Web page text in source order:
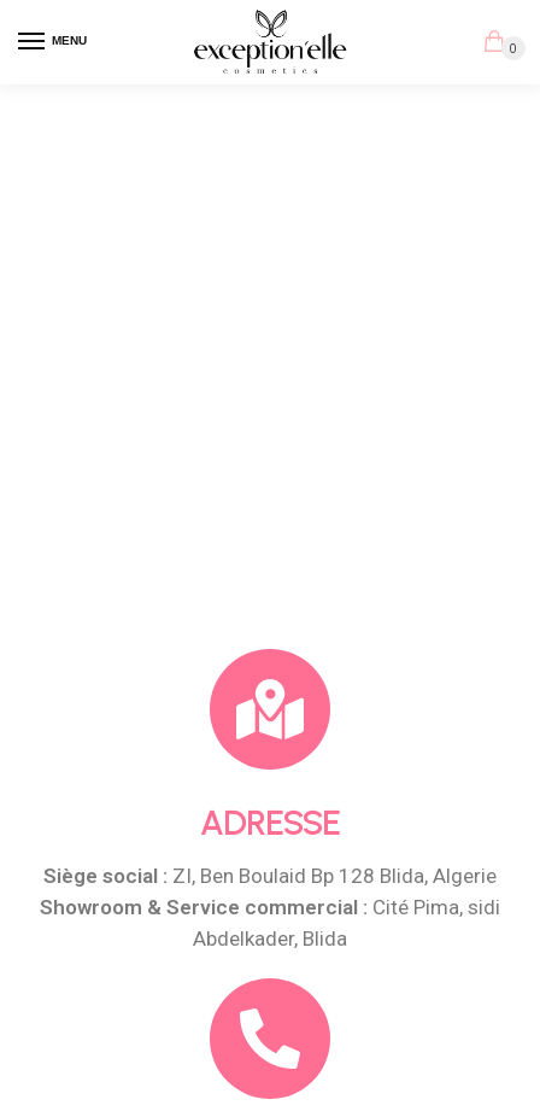
MENU 0
ADRESSE
Siège social : ZI, Ben Boulaid Bp 128 Blida, Algerie
Showroom & Service commercial : Cité Pima, sidi
Abdelkader, Blida